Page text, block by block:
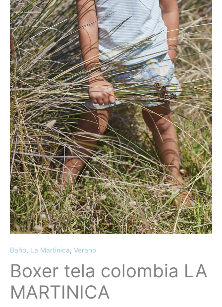
Baño, La Martinica, Verano
Boxer tela colombia LA
MARTINICA